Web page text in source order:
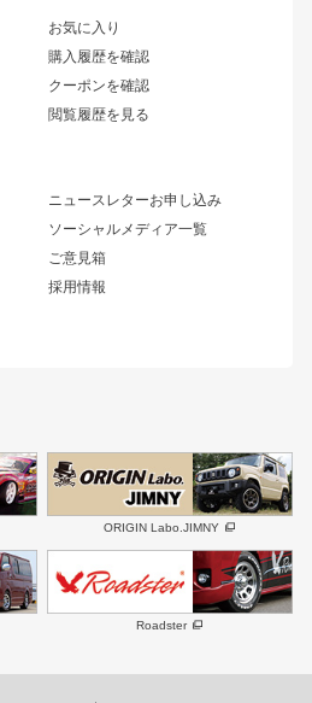
お気に入り
購入履歴を確認
クーポンを確認
閲覧履歴を見る
ニュースレターお申し込み
ソーシャルメディア一覧
ご意見箱
採用情報
ワンビア
ローレル
セフィーロ
キャラバン
三菱
デリカ D:5
汎用
まつど家 鉄漢
リアゲート
メンテナンスパーツ
DAYTONA-RS NEO
ORIGIN Labo.JIMNY
Roadster